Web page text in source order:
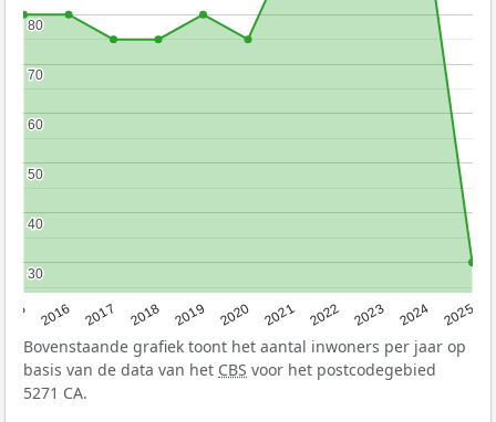
2016 2017 2018 2019 2020 2021 2022 2023 2024 2025
30
30
40
40
50
50
60
60
70
70
80
80
Bovenstaande grafiek toont het aantal inwoners per jaar op
basis van de data van het CBS voor het postcodegebied
5271 CA.